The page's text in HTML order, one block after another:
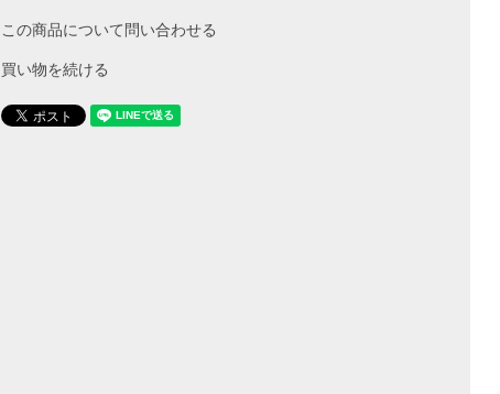
この商品について問い合わせる
買い物を続ける